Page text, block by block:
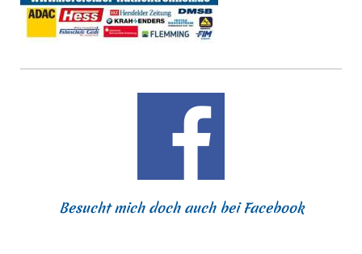
Besucht mich doch auch bei Facebook